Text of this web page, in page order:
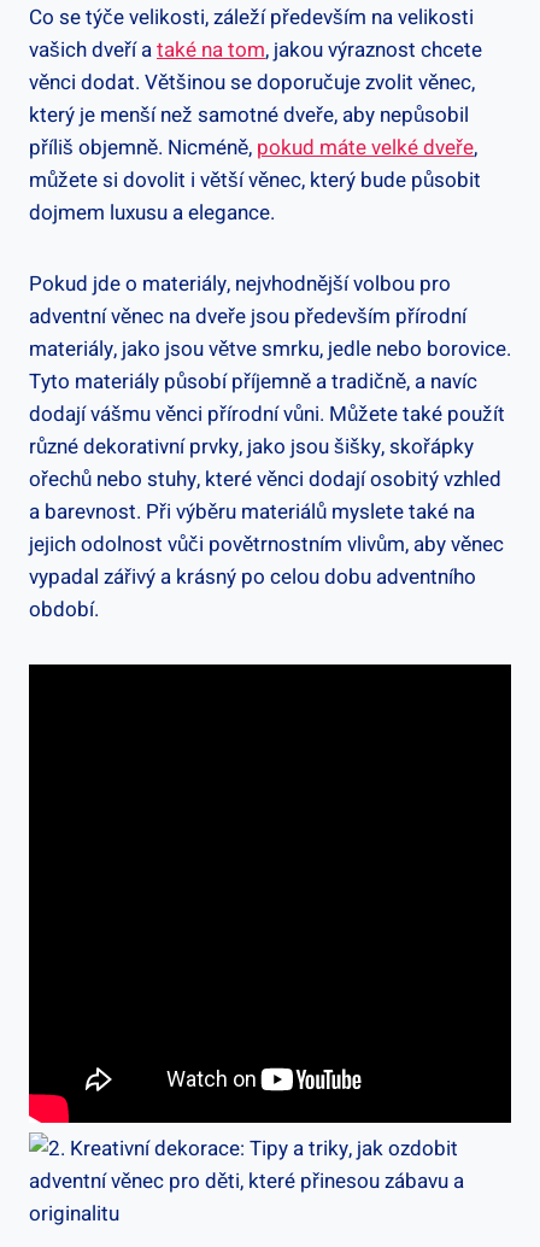
Co se týče velikosti, záleží především na velikosti
vašich dveří ataké na tom, jakou výraznost chcete
věnci dodat. Většinou se doporučuje zvolit věnec,
který je menší než samotné dveře, aby nepůsobil
příliš objemně. Nicméně, pokud máte velké dveře,
můžete si dovolit i větší věnec, který bude působit
dojmem luxusu a elegance.
Pokud jde o materiály, nejvhodnější volbou pro
adventní věnec na dveře jsou především přírodní
materiály, jako jsou větve smrku, jedle nebo borovice.
Tyto materiály působí příjemně a tradičně, a navíc
dodají vášmu věnci přírodní vůni. Můžete také použít
různé dekorativní prvky, jako jsou šišky, skořápky
ořechů nebo stuhy, které věnci dodají osobitý vzhled
a barevnost. Při výběru materiálů myslete také na
jejich odolnost vůči povětrnostním vlivům, aby věnec
vypadal zářivý a krásný po celou dobu adventního
období.